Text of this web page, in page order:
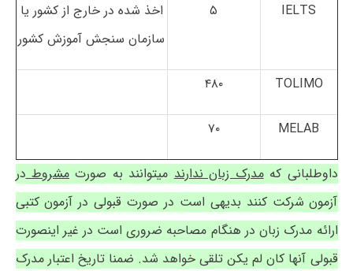
IELTS ۵
اخذ شده در خارج از کشور یا
سازمان سنجش آموزش کشور
TOLIMO ۴۸۰
MELAB ۷۰
داوطلبانی کهمدرک زبان ندارندمی­توانند به صورتمشروطدر
آزمون شرکت کنند بدیهی است در صورت قبولی در آزمون کتبی
ارائه مدرک زبان در هنگام مصاحبه ضروری است در غیر اینصورت
قبولی آن­ها کان لم یکن تلقی خواهد شد. ضمنا تاریخ اعتبار مدرک